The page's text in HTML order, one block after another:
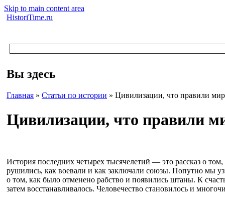
Skip to main content area
HistoriTime.ru
Вы здесь
Главная » Статьи по истории » Цивилизации, что правили
Цивилизации, что правили
История последних четырех тысячелетий — это рассказ о том,
рушились, как воевали и как заключали союзы. Попутно мы
о том, как было отменено рабство и появились штаны. К
затем восстанавливалось. Человечество становилось и